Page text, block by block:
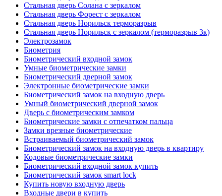
Стальная дверь Солана с зеркалом
Стальная дверь Форест с зеркалом
Стальная дверь Норильск терморазрыв
Стальная дверь Норильск с зеркалом (терморазрыв 3к)
Электрозамок
Биометрия
Биометрический входной замок
Умные биометрические замки
Биометрический дверной замок
Электронные биометрические замки
Биометрический замок на входную дверь
Умный биометрический дверной замок
Дверь с биометрическим замком
Биометрические замки с отпечатком пальца
Замки врезные биометрические
Встраиваемый биометрический замок
Биометрический замок на входную дверь в квартиру
Кодовые биометрические замки
Биометрический входной замок купить
Биометрический замок smart lock
Купить новую входную дверь
Входные двери в купить